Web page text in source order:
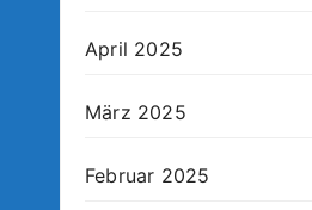
April 2025
März 2025
Februar 2025